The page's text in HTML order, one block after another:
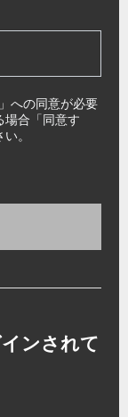
」への同意が必要
場合「同意す
。
ンされて